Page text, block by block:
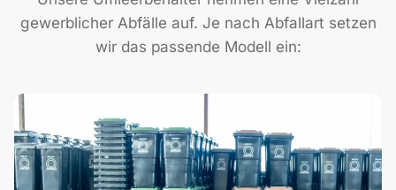
gewerblicher Abfälle auf. Je nach Abfallart setzen
wir das passende Modell ein: